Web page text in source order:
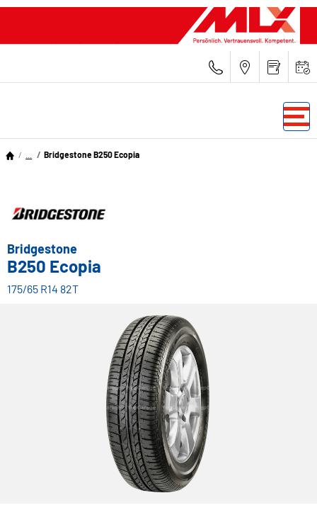
Bridgestone B250 Ecopia
Bridgestone
B250 Ecopia
175/65 R14 82T